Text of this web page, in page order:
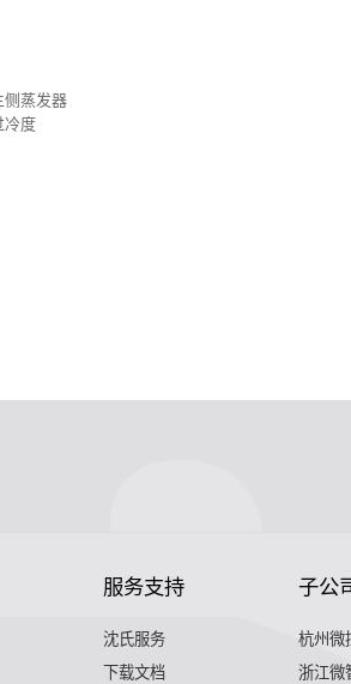
侧蒸发器
冷度
服务支持
沈氏服务
下载文档
子公
杭州微
浙江微